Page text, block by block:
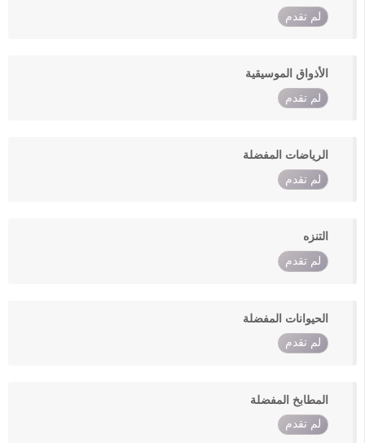
لم تقدم
الأذواق الموسيقية
لم تقدم
الرياضات المفضلة
لم تقدم
التنزه
لم تقدم
الحيوانات المفضلة
لم تقدم
المطابخ المفضلة
لم تقدم